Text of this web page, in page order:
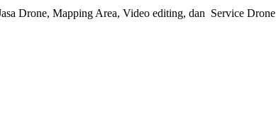
Drone, Mapping Area, Video editing, dan Service Drone